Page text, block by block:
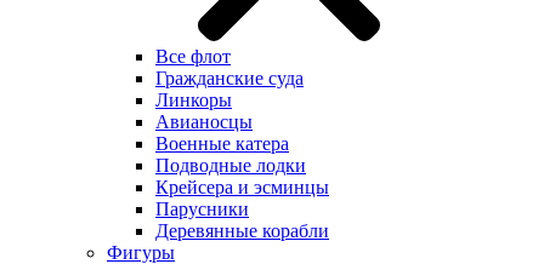
Все флот
Гражданские суда
Линкоры
Авианосцы
Военные катера
Подводные лодки
Крейсера и эсминцы
Парусники
Деревянные корабли
Фигуры